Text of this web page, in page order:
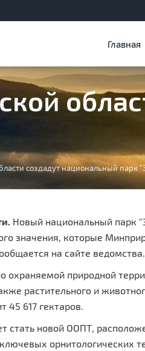
Главная
создадут национальный парк
Новый национальный парк
значения, которые
на сайте ведомства.
охраняемой природной
растительного и
45 617 гектаров.
стать новой ООПТ,
орнитологических